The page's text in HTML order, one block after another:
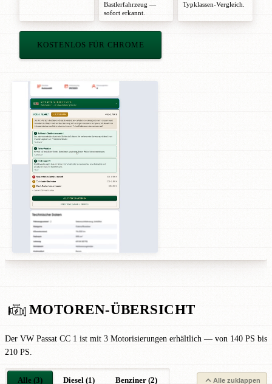
Bastlerfahrzeug —
sofort erkannt.
Typklassen-Vergleich.
KOSTENLOS FÜR CHROME
MOTOREN-ÜBERSICHT
Der VW Passat CC 1 ist mit 3 Motorisierungen erhältlich — von 140 PS bis
210 PS.
Alle (3) Diesel (1) Benziner (2) Alle zuklappen